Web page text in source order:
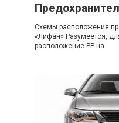
Схемы расположения
«Лифан» Разумеется,
расположение РР на